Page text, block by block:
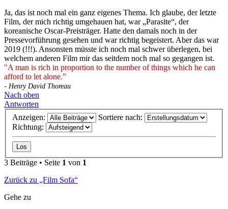
Ja, das ist noch mal ein ganz eigenes Thema. Ich glaube, der letzte
Film, der mich richtig umgehauen hat, war „Parasite“, der
koreanische Oscar-Preisträger. Hatte den damals noch in der
Pressevorführung gesehen und war richtig begeistert. Aber das war
2019 (!!!). Ansonsten müsste ich noch mal schwer überlegen, bei
welchem anderen Film mir das seitdem noch mal so gegangen ist.
"A man is rich in proportion to the number of things which he can
afford to let alone.”
- Henry David Thoreau
Nach oben
Antworten
Anzeigen:
Sortiere nach:
Richtung:
3 Beiträge • Seite 1 von 1
Zurück zu „Film Sofa“
Gehe zu